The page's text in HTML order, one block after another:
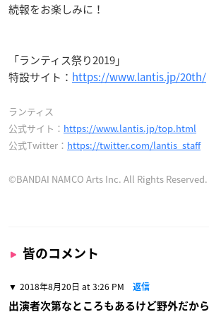
続報をお楽しみに！
「ランティス祭り2019」
特設サイト： https://www.lantis.jp/20th/
ランティス
公式サイト： https://www.lantis.jp/top.html
公式Twitter： https://twitter.com/lantis_staff
©BANDAI NAMCO Arts Inc. All Rights Reserved.
皆のコメント
2018年8月20日 at 3:26 PM 返信
出演者次第なところもあるけど野外だか